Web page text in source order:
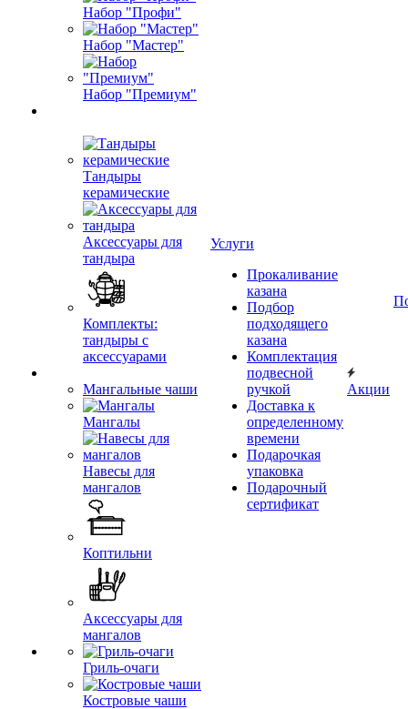
Набор "Профи"
Набор "Мастер"
Набор "Премиум"
Тандыры
керамические
Аксессуары для
тандыра
Комплекты:
тандыры с
аксессуарами
Мангальные чаши
Мангалы
Навесы для
мангалов
Коптильни
Аксессуары для
мангалов
Гриль-очаги
Костровые чаши
Услуги
Прокаливание
казана
Подбор
подходящего
казана
Комплектация
подвесной
ручкой
Доставка к
определенному
времени
Подарочкая
упаковка
Подарочный
сертификат
Акции